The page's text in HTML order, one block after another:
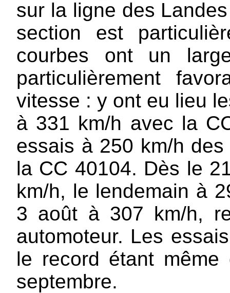
sur la ligne des
section est
courbes ont un
particulièrement
vitesse : y ont eu lieu
à 331 km/h avec la
essais à 250 km/h
la CC 40104. Dès le
km/h, le lendemain à
3 août à 307 km/h,
automoteur. Les
le record étant
septembre.